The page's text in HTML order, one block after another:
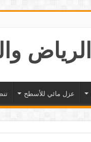
عزل مائي للأسطح